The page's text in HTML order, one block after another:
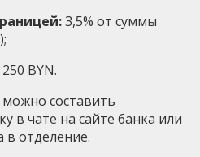
3,5% от суммы
250 BYN.
составить
в чате на сайте банка или
в отделение.